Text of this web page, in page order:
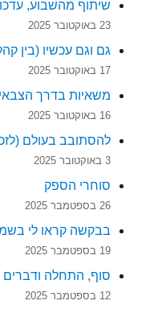
שיתוף מהשבוע,
23 באוקטובר 2025
גם וגם עכשיו (בין
17 באוקטובר 2025
משאיות בדרך
16 באוקטובר 2025
להסתובב בעולם
3 באוקטובר 2025
סוחרי הספק
26 בספטמבר 2025
בבקשה קראו לי
19 בספטמבר 2025
סוף, התחלה
12 בספטמבר 2025